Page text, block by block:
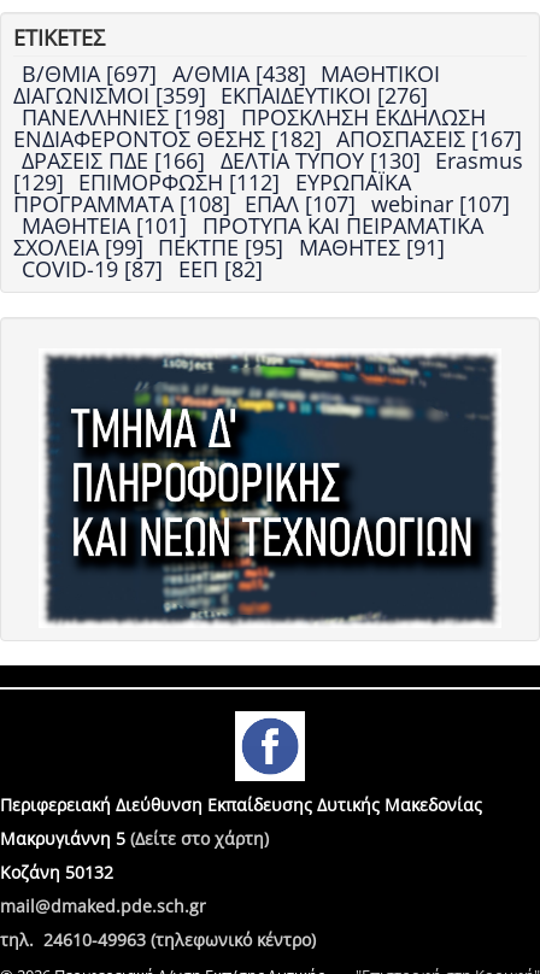
ΕΤΙΚΕΤΕΣ
Β/ΘΜΙΑ [697] Α/ΘΜΙΑ [438] ΜΑΘΗΤΙΚΟΙ
ΔΙΑΓΩΝΙΣΜΟΙ [359] ΕΚΠΑΙΔΕΥΤΙΚΟΙ [276]
ΠΑΝΕΛΛΗΝΙΕΣ [198] ΠΡΟΣΚΛΗΣΗ ΕΚΔΗΛΩΣΗ
ΕΝΔΙΑΦΕΡΟΝΤΟΣ ΘΕΣΗΣ [182] ΑΠΟΣΠΑΣΕΙΣ [167]
ΔΡΑΣΕΙΣ ΠΔΕ [166] ΔΕΛΤΙΑ ΤΥΠΟΥ [130] Erasmus
[129] ΕΠΙΜΟΡΦΩΣΗ [112] ΕΥΡΩΠΑΪΚΑ
ΠΡΟΓΡΑΜΜΑΤΑ [108] ΕΠΑΛ [107] webinar [107]
ΜΑΘΗΤΕΙΑ [101] ΠΡΟΤΥΠΑ ΚΑΙ ΠΕΙΡΑΜΑΤΙΚΑ
ΣΧΟΛΕΙΑ [99] ΠΕΚΤΠΕ [95] ΜΑΘΗΤΕΣ [91]
COVID-19 [87] ΕΕΠ [82]
Περιφερειακή Διεύθυνση Εκπαίδευσης Δυτικής Μακεδονίας
Μακρυγιάννη 5 (Δείτε στο χάρτη)
Κοζάνη 50132
mail@dmaked.pde.sch.gr
τηλ. 24610-49963 (τηλεφωνικό κέντρο)